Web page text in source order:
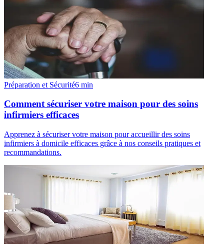
Préparation et Sécurité6 min
Comment sécuriser votre maison pour des soins
infirmiers efficaces
Apprenez à sécuriser votre maison pour accueillir des soins
infirmiers à domicile efficaces grâce à nos conseils pratiques et
recommandations.